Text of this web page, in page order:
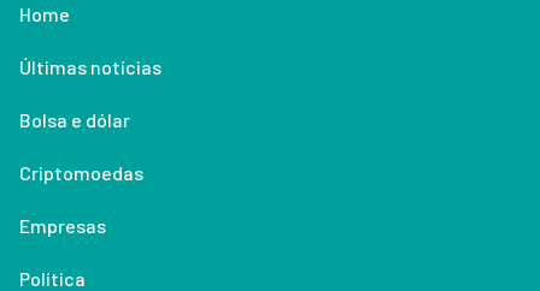
Home
Últimas notícias
Bolsa e dólar
Criptomoedas
Empresas
Política